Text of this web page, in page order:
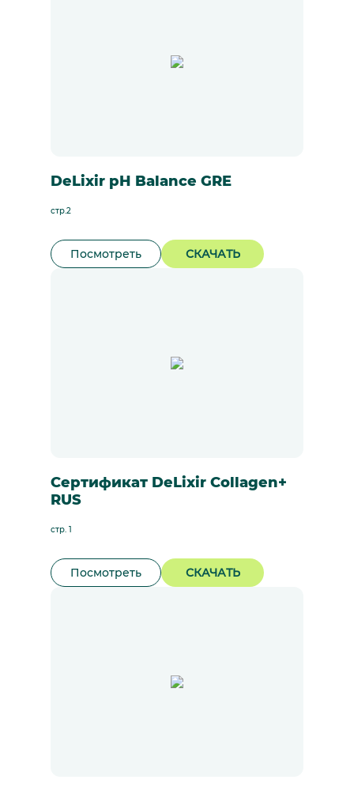
DeLixir pH Balance GRE
стр.2
Посмотреть СКАЧАТЬ
Сертификат DeLixir Collagen+
RUS
стр. 1
Посмотреть СКАЧАТЬ